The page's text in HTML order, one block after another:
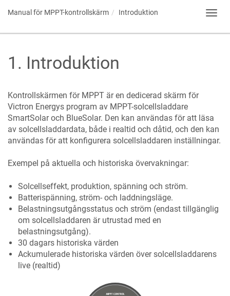
Manual för MPPT-kontrollskärm Introduktion
1 . Introduktion
Kontrollskärmen för MPPT är en dedicerad skärm för
Victron Energys program av MPPT-solcellsladdare
SmartSolar och BlueSolar. Den kan användas för att läsa
av solcellsladdardata, både i realtid och dåtid, och den kan
användas för att konfigurera solcellsladdaren inställningar.
Exempel på aktuella och historiska övervakningar:
Solcellseffekt, produktion, spänning och ström.
Batterispänning, ström- och laddningsläge.
Belastningsutgångsstatus och ström (endast tillgänglig
om solcellsladdaren är utrustad med en
belastningsutgång).
30 dagars historiska värden
Ackumulerade historiska värden över solcellsladdarens
live (realtid)